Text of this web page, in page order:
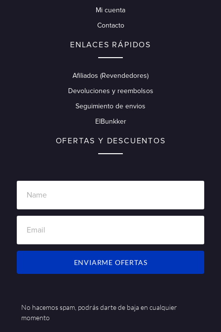
Mi cuenta
Contacto
ENLACES RÁPIDOS
Afiliados (Revendedores)
Devoluciones y reembolsos
Seguimiento de envios
ElBunkker
OFERTAS Y DESCUENTOS
ENVIARME OFERTAS
No hacemos spam, podrás darte de baja en cualquier
momento